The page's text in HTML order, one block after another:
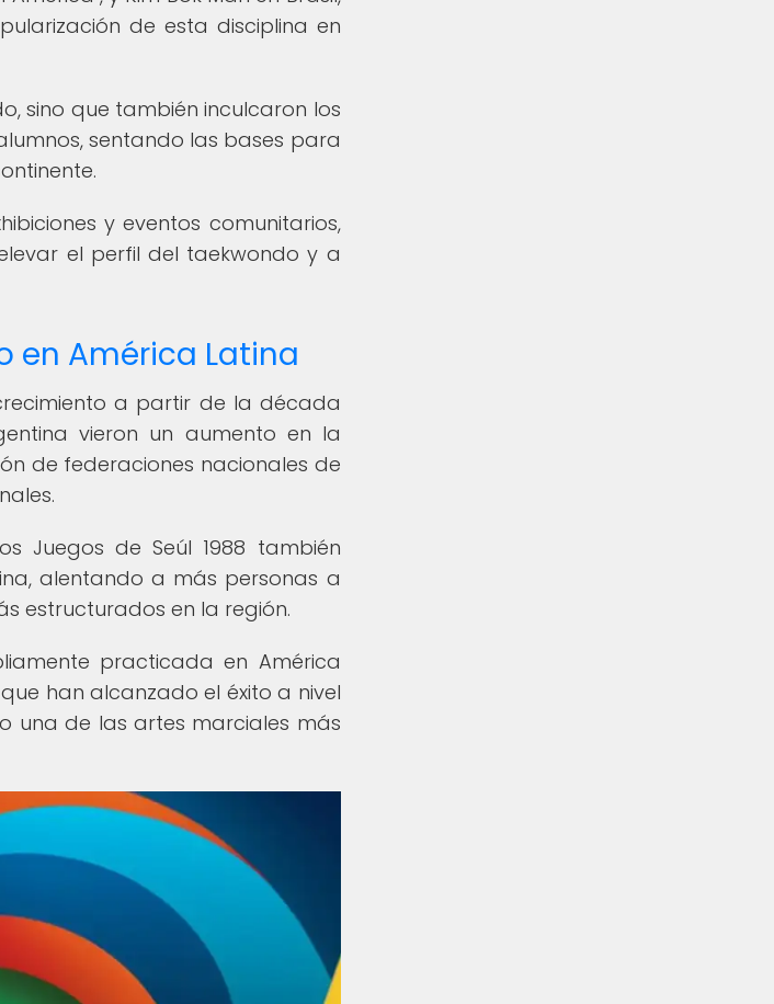
de esta disciplina en
sino que también inculcaron los
sentando las bases para
y eventos comunitarios,
el perfil del taekwondo y a
en América Latina
a partir de la década
vieron un aumento en la
de federaciones nacionales de
Juegos de Seúl 1988 también
alentando a más personas a
estructurados en la región.
practicada en América
han alcanzado el éxito a nivel
una de las artes marciales más